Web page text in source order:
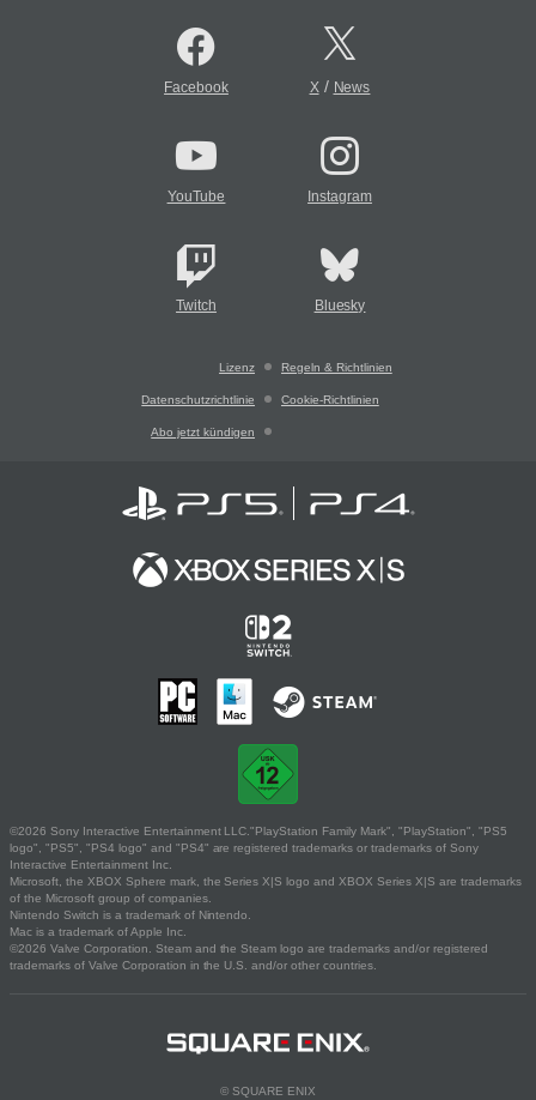
Facebook X/ News
YouTube Instagram
Twitch Bluesky
Lizenz Regeln & Richtlinien
Datenschutzrichtlinie Cookie-Richtlinien
Abo jetzt kündigen
©2026 Sony Interactive Entertainment LLC."PlayStation Family Mark", "PlayStation", "PS5
logo", "PS5", "PS4 logo" and "PS4" are registered trademarks or trademarks of Sony
Interactive Entertainment Inc.
Microsoft, the XBOX Sphere mark, the Series X|S logo and XBOX Series X|S are trademarks
of the Microsoft group of companies.
Nintendo Switch is a trademark of Nintendo.
Mac is a trademark of Apple Inc.
©2026 Valve Corporation. Steam and the Steam logo are trademarks and/or registered
trademarks of Valve Corporation in the U.S. and/or other countries.
© SQUARE ENIX